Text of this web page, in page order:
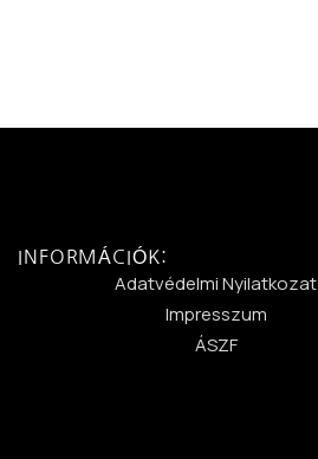
INFORMÁCIÓK:
Adatvédelmi Nyilatkozat
Impresszum
ÁSZF